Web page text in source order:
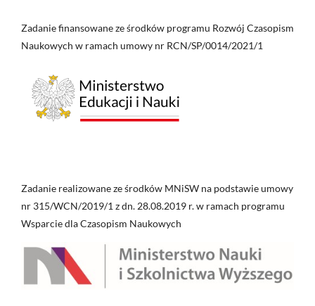
Zadanie finansowane ze środków programu Rozwój Czasopism
Naukowych w ramach umowy nr RCN/SP/0014/2021/1
Zadanie realizowane ze środków MNiSW na podstawie umowy
nr 315/WCN/2019/1 z dn. 28.08.2019 r. w ramach programu
Wsparcie dla Czasopism Naukowych